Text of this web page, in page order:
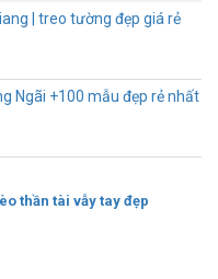
| treo tường đẹp giá rẻ
Ngãi +100 mẫu đẹp rẻ nhất
thần tài vẫy tay đẹp